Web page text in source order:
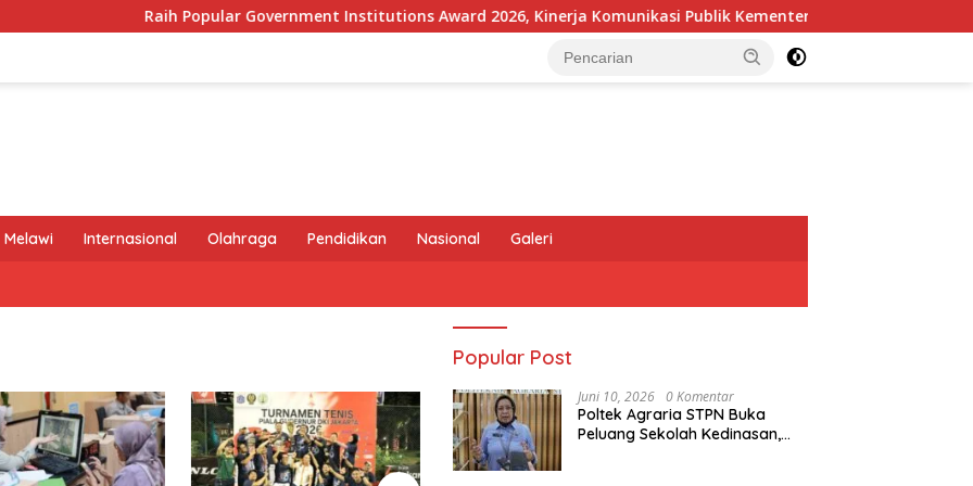
Raih Popular Government Institutions Award 2026, Kinerja Komunikasi Publik Kementerian ATR/BPN Kembali Diakui
Melawi Internasional Olahraga Pendidikan Nasional Galeri
Popular Post
Juni 10, 2026 0 Komentar
Poltek Agraria STPN Buka
Peluang Sekolah Kedinasan,